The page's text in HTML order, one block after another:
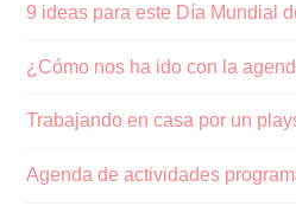
9 ideas para este Día Mundial
¿Cómo nos ha ido con la
Trabajando en casa por un
Agenda de actividades